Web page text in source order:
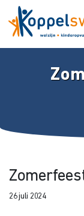
26 juli 2024